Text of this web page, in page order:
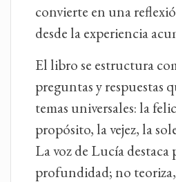
convierte en una
desde la experiencia
El libro se estructura
preguntas y respuestas
temas universales: la
propósito, la vejez, la
La voz de Lucía destaca
profundidad; no